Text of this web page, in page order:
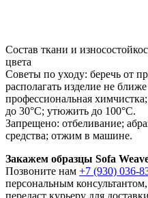
Состав ткани и
цвета
Советы по уходу: беречь от
располагать изделие не
профессиональная
до 30°C; утюжить до 100°C.
Запрещено: отбеливание;
средства; отжим в машине.
Закажем образцы Sofa
Позвоните нам +7 (930) 036-
персональным
передаст курьеру для